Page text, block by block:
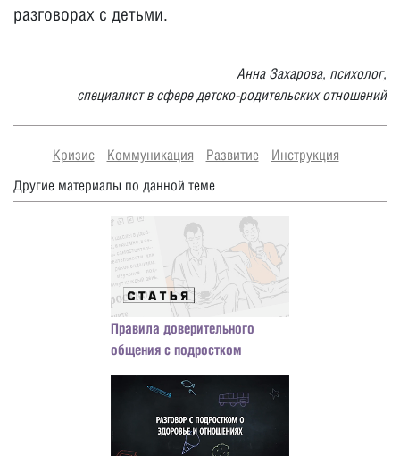
разговорах с детьми.
Анна Захарова, психолог,
специалист в сфере детско-родительских отношений
Кризис Коммуникация Развитие
Инструкция
Другие материалы по данной теме
Правила доверительного
общения с подростком